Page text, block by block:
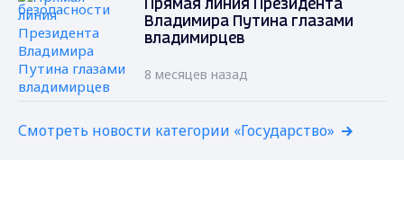
Прямая линия Президента
Владимира Путина глазами
владимирцев
8 месяцев назад
Смотреть новости категории «Государство»